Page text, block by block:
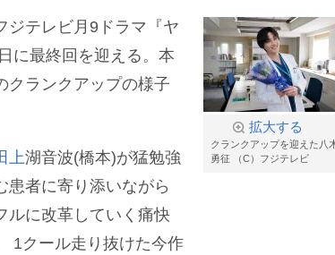
拡大する
クランクアップを迎えた八
勇征 （C）フジテレビ
ジテレビ月9ドラマ『ヤ
に最終回を迎える。本
クランクアップの様子
上湖音波(橋本)が猛勉強
患者に寄り添いながら
ルに改革していく痛快
1クール走り抜けた今作